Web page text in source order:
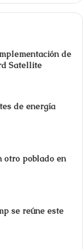
de
Satellite
de energía
otro poblado en
se reúne este